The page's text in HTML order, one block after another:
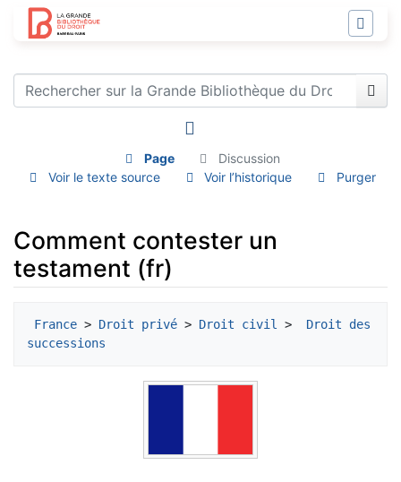
Page
Discussion
Voir le texte source
Voir l’historique Purger
Comment contester un
testament (fr)
France > Droit privé > Droit civil >
Droit des
successions